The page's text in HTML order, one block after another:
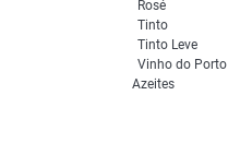
Rosé
Tinto
Tinto Leve
Vinho do Porto
Azeites